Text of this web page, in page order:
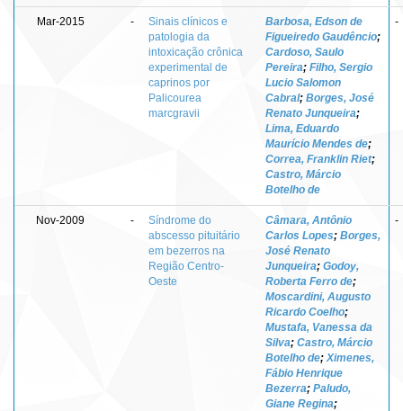
Mar-2015 -
Sinais clínicos e
patologia da
intoxicação crônica
experimental de
caprinos por
Palicourea
marcgravii
Barbosa, Edson de
Figueiredo Gaudêncio;
Cardoso, Saulo
Pereira; Filho, Sergio
Lucio Salomon
Cabral; Borges, José
Renato Junqueira;
Lima, Eduardo
Maurício Mendes de;
Correa, Franklin Riet;
Castro, Márcio
Botelho de
-
Nov-2009 -
Síndrome do
abscesso pituitário
em bezerros na
Região Centro-
Oeste
Câmara, Antônio
Carlos Lopes; Borges,
José Renato
Junqueira; Godoy,
Roberta Ferro de;
Moscardini, Augusto
Ricardo Coelho;
Mustafa, Vanessa da
Silva; Castro, Márcio
Botelho de; Ximenes,
Fábio Henrique
Bezerra; Paludo,
Giane Regina;
-